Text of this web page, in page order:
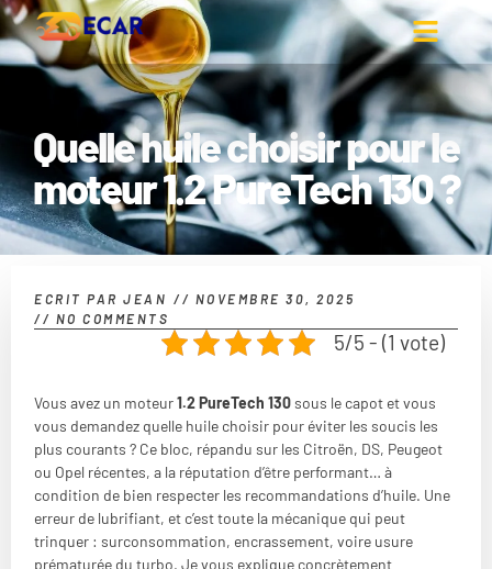
Quelle huile choisir pour le
moteur 1.2 PureTech 130 ?
ECRIT PAR JEAN // NOVEMBRE 30, 2025
// NO COMMENTS
5/5 - (1 vote)
Vous avez un moteur1.2 PureTech 130sous le capot et vous
vous demandez quelle huile choisir pour éviter les soucis les
plus courants ? Ce bloc, répandu sur les Citroën, DS, Peugeot
ou Opel récentes, a la réputation d’être performant… à
condition de bien respecter les recommandations d’huile. Une
erreur de lubrifiant, et c’est toute la mécanique qui peut
trinquer : surconsommation, encrassement, voire usure
prématurée du turbo. Je vous explique concrètement